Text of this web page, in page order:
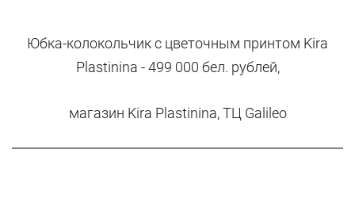
Юбка-колокольчик с цветочным принтом Kira
Plastinina - 499 000 бел. рублей,
магазин Kira Plastinina, ТЦ Galileo